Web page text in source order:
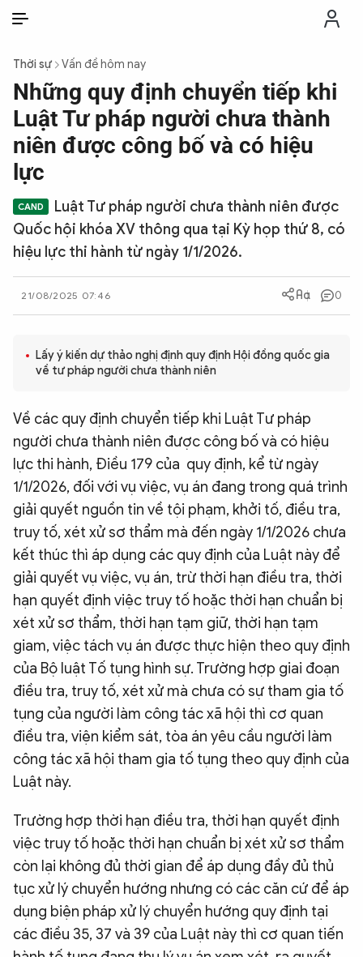
THỜI SỰ
CHỐNG DIỄN BIẾN HÒA BÌNH
CÔNG AN TRONG LÒNG DÂN
XÃ HỘI
VĂN HÓA - THỂ THAO
BẠN ĐỌC & CAND
ĐA PHƯƠNG TIỆN
eMagazine
Podcast
Ảnh
Infographic
Chuyên trang An ninh thế giới Văn nghệ Công an
Chuyên đề
Thời sự Vấn đề hôm nay
Những quy định chuyển tiếp khi
Luật Tư pháp người chưa thành
niên được công bố và có hiệu
lực
Luật Tư pháp người chưa thành niên được
Quốc hội khóa XV thông qua tại Kỳ họp thứ 8, có
hiệu lực thi hành từ ngày 1/1/2026.
21/08/2025 07:46 0
Lấy ý kiến dự thảo nghị định quy định Hội đồng quốc gia
về tư pháp người chưa thành niên
Về các quy định chuyển tiếp khi Luật Tư pháp
người chưa thành niên được công bố và có hiệu
lực thi hành, Điều 179 của quy định, kể từ ngày
1/1/2026, đối với vụ việc, vụ án đang trong quá trình
giải quyết nguồn tin về tội phạm, khởi tố, điều tra,
truy tố, xét xử sơ thẩm mà đến ngày 1/1/2026 chưa
kết thúc thì áp dụng các quy định của Luật này để
giải quyết vụ việc, vụ án, trừ thời hạn điều tra, thời
hạn quyết định việc truy tố hoặc thời hạn chuẩn bị
xét xử sơ thẩm, thời hạn tạm giữ, thời hạn tạm
giam, việc tách vụ án được thực hiện theo quy định
của Bộ luật Tố tụng hình sự. Trường hợp giai đoạn
điều tra, truy tố, xét xử mà chưa có sự tham gia tố
tụng của người làm công tác xã hội thì cơ quan
điều tra, viện kiểm sát, tòa án yêu cầu người làm
công tác xã hội tham gia tố tụng theo quy định của
Luật này.
Trường hợp thời hạn điều tra, thời hạn quyết định
việc truy tố hoặc thời hạn chuẩn bị xét xử sơ thẩm
còn lại không đủ thời gian để áp dụng đầy đủ thủ
tục xử lý chuyển hướng nhưng có các căn cứ để áp
dụng biện pháp xử lý chuyển hướng quy định tại
các điều 35, 37 và 39 của Luật này thì cơ quan tiến